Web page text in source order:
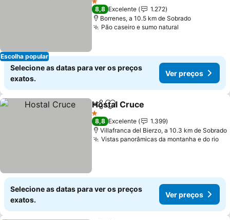
Escolha popular
1 Estrelas
8,8 Excelente
1.272
Borrenes, a 10.5 km de Sobrado
Pão caseiro e sumo natural
Selecione as datas para ver os preços
exatos.
Ver preços
PartilharAdicionar aos favoritos
Hostal Cruce
1 Estrelas
8,8 Excelente
1.399
Villafranca del Bierzo, a 10.3 km de Sobrado
Vistas panorâmicas da montanha e do rio
Selecione as datas para ver os preços
exatos.
Ver preços